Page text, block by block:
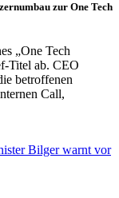
zur One Tech
„One Tech
Titel ab. CEO
betroffenen
Call,